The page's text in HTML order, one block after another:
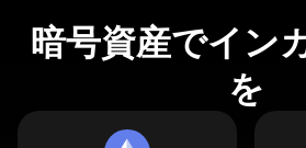
暗号資産でイン
を